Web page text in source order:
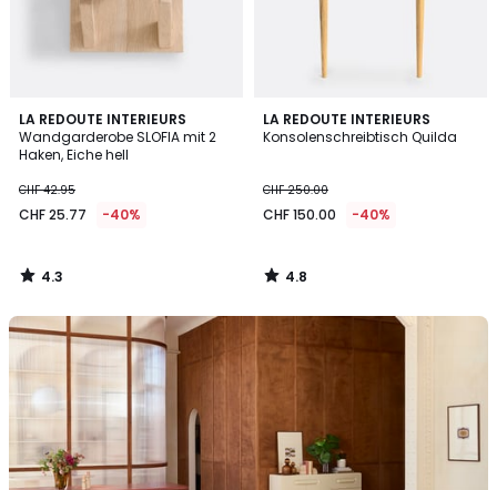
LA REDOUTE INTERIEURS
Wandgarderobe SLOFIA mit 2
Haken, Eiche hell
CHF 42.95
CHF 25.77 -40%
4.3
/ 5
4.3
/
LA REDOUTE INTERIEURS
Konsolenschreibtisch Quilda
CHF 250.00
CHF 150.00 -40%
4.8
/ 5
4.8
/
La
Redoute
Intérieurs